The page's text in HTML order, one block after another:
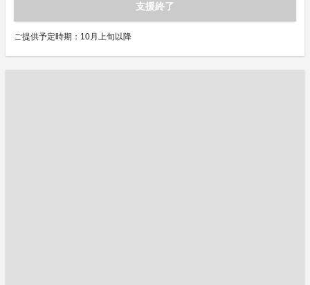
支援終了
ご提供予定時期：10月上旬以降